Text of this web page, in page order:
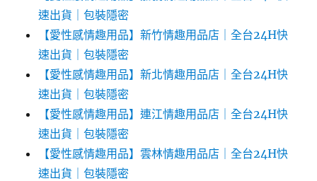
速出貨｜包裝隱密
【愛性感情趣用品】新竹情趣用品店｜全台24H快
速出貨｜包裝隱密
【愛性感情趣用品】新北情趣用品店｜全台24H快
速出貨｜包裝隱密
【愛性感情趣用品】連江情趣用品店｜全台24H快
速出貨｜包裝隱密
【愛性感情趣用品】雲林情趣用品店｜全台24H快
速出貨｜包裝隱密